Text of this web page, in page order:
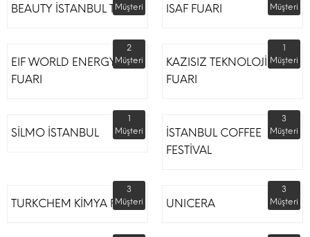
BEAUTY İSTANBUL TÜYAP
Müşteri
ISAF FUARI
Müşteri
EIF WORLD ENERGY
FUARI
2
Müşteri
KAZISIZ TEKNOLOJİLER
FUARI
1
Müşteri
SİLMO İSTANBUL
1
Müşteri
İSTANBUL COFFEE
FESTİVAL
3
Müşteri
TURKCHEM KİMYA FUARI
3
Müşteri
UNICERA
3
Müşteri